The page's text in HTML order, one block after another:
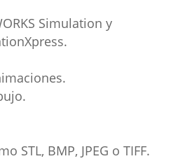
Simulation y
STL, BMP, JPEG o TIFF.